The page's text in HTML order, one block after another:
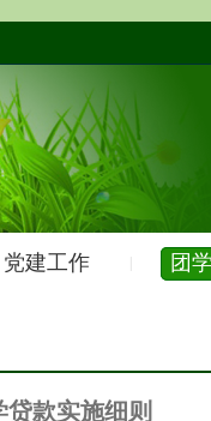
党建工作 团
款实施细则